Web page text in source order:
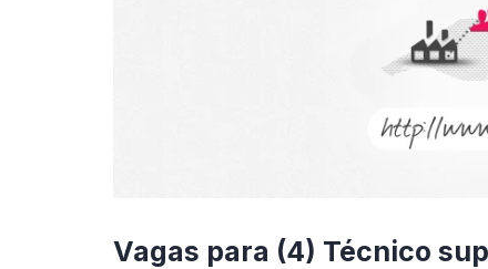
Vagas para (4) Técnico